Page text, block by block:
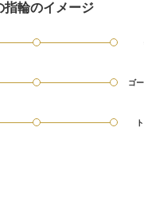
指輪のイメージ
ゴ